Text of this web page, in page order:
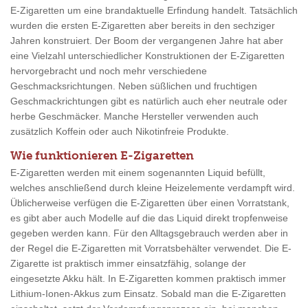
E-Zigaretten um eine brandaktuelle Erfindung handelt. Tatsächlich
wurden die ersten E-Zigaretten aber bereits in den sechziger
Jahren konstruiert. Der Boom der vergangenen Jahre hat aber
eine Vielzahl unterschiedlicher Konstruktionen der E-Zigaretten
hervorgebracht und noch mehr verschiedene
Geschmacksrichtungen. Neben süßlichen und fruchtigen
Geschmackrichtungen gibt es natürlich auch eher neutrale oder
herbe Geschmäcker. Manche Hersteller verwenden auch
zusätzlich Koffein oder auch Nikotinfreie Produkte.
Wie funktionieren E-Zigaretten
E-Zigaretten werden mit einem sogenannten Liquid befüllt,
welches anschließend durch kleine Heizelemente verdampft wird.
Üblicherweise verfügen die E-Zigaretten über einen Vorratstank,
es gibt aber auch Modelle auf die das Liquid direkt tropfenweise
gegeben werden kann. Für den Alltagsgebrauch werden aber in
der Regel die E-Zigaretten mit Vorratsbehälter verwendet. Die E-
Zigarette ist praktisch immer einsatzfähig, solange der
eingesetzte Akku hält. In E-Zigaretten kommen praktisch immer
Lithium-Ionen-Akkus zum Einsatz. Sobald man die E-Zigaretten